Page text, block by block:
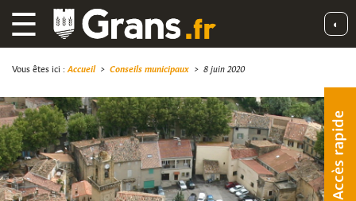
☰ ◐
Accès rapide
Vous êtes ici : Accueil> Conseils municipaux > 8 juin 2020